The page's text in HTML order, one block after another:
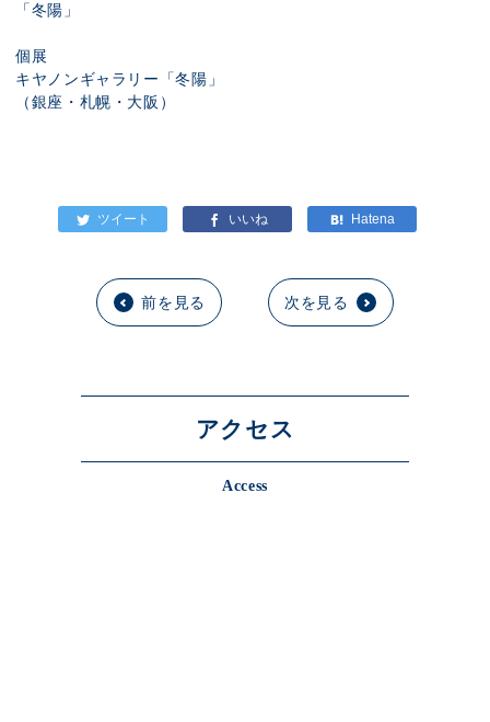
「冬陽」
個展
キヤノンギャラリー「冬陽」
（銀座・札幌・大阪）
前を見る 次を見る
アクセス
Access